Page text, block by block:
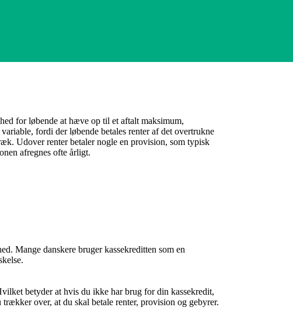
for løbende at hæve op til et aftalt maksimum,
fordi der løbende betales renter af det overtrukne
Udover renter betaler nogle en provision, som typisk
afregnes ofte årligt.
Mange danskere bruger kassekreditten som en
betyder at hvis du ikke har brug for din kassekredit,
over, at du skal betale renter, provision og gebyrer.